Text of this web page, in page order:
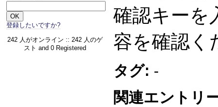
登録したいですか?
242 人がオンライン :: 242 人のゲ
スト and 0 Registered
確認キーを
容を確認く
タグ: -
関連エントリ